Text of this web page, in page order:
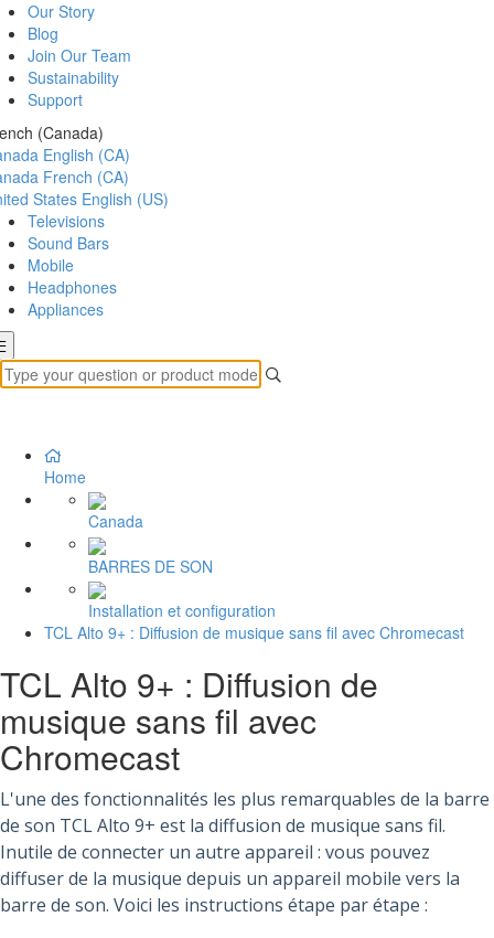
Our Story
Blog
Join Our Team
Sustainability
Support
(Canada)
English (CA)
French (CA)
States English (US)
Televisions
Sound Bars
Mobile
Headphones
Appliances
Home
Canada
BARRES DE SON
Installation et configuration
TCL Alto 9+ : Diffusion de musique sans fil avec Chromecast
TCL Alto 9+ : Diffusion de
musique sans fil avec
Chromecast
L'une des fonctionnalités les plus remarquables de la barre
de son TCL Alto 9+ est la diffusion de musique sans fil.
Inutile de connecter un autre appareil : vous pouvez
diffuser de la musique depuis un appareil mobile vers la
barre de son. Voici les instructions étape par étape :